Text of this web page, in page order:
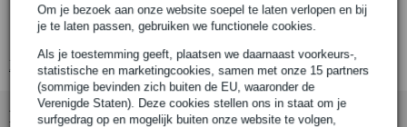
Om je bezoek aan onze website soepel te laten verlopen en bij
je te laten passen, gebruiken we functionele cookies.
Als je toestemming geeft, plaatsen we daarnaast voorkeurs-,
statistische en marketingcookies, samen met onze 15 partners
(sommige bevinden zich buiten de EU, waaronder de
Verenigde Staten). Deze cookies stellen ons in staat om je
surfgedrag op en mogelijk buiten onze website te volgen,
Gibson Standard Pick Tin Extra Heavy
plectrumset
Bekijk alle productspecificaties
Bekijk ook eens (3)